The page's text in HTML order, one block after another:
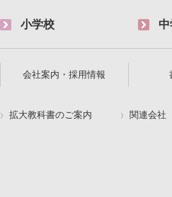
小学校
会社案内・採用情報
拡大教科書のご案内 関連会社